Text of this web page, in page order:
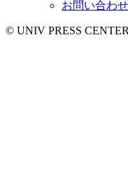
お問い合わせ
© UNIV PRESS